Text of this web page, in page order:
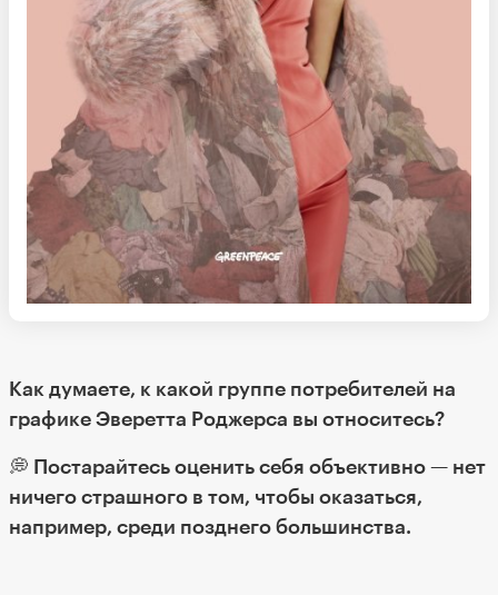
Как думаете, к какой группе потребителей на
графике Эверетта Роджерса вы относитесь?
💭 Постарайтесь оценить себя объективно — нет
ничего страшного в том, чтобы оказаться,
например, среди позднего большинства.